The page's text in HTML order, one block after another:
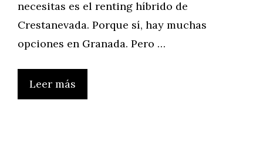
necesitas es el renting híbrido de
Crestanevada. Porque sí, hay muchas
opciones en Granada. Pero …
Leer más